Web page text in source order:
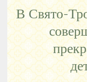
В Свято-